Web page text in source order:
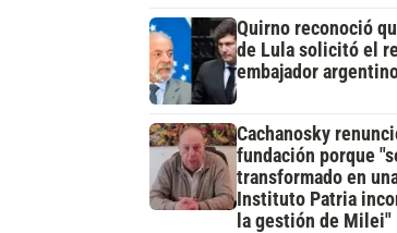
Quirno reconoció
de Lula solicitó el
embajador
Cachanosky
fundación porque
transformado en
Instituto Patria
la gestión de Milei"